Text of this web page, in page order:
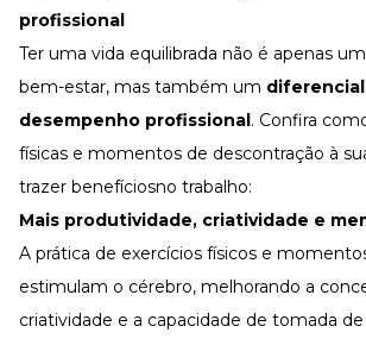
profissional
Ter uma vida equilibrada não é apenas
bem-estar, mas também um diferencial
desempenho profissional . Confira
físicas e momentos de descontração à
trazer benefíciosno trabalho:
Mais produtividade, criatividade e
A prática de exercícios físicos e
estimulam o cérebro, melhorando a
criatividade e a capacidade de tomada